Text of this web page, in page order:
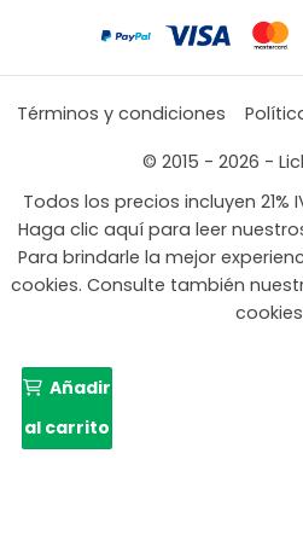
Términos y condiciones
© 2015 - 2026 -
Todos los precios incluyen
Haga clic aquí para leer
Para brindarle la mejor
cookies. Consulte también
Añadir
al carrito